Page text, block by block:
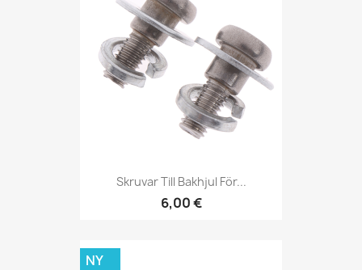
Skruvar Till Bakhjul För...
6,00 €
NY